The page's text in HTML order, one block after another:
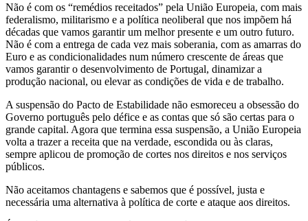
Não é com os “remédios receitados” pela União Europeia, com mais
federalismo, militarismo e a política neoliberal que nos impõem há
décadas que vamos garantir um melhor presente e um outro futuro.
Não é com a entrega de cada vez mais soberania, com as amarras do
Euro e as condicionalidades num número crescente de áreas que
vamos garantir o desenvolvimento de Portugal, dinamizar a
produção nacional, ou elevar as condições de vida e de trabalho.
A suspensão do Pacto de Estabilidade não esmoreceu a obsessão do
Governo português pelo défice e as contas que só são certas para o
grande capital. Agora que termina essa suspensão, a União Europeia
volta a trazer a receita que na verdade, escondida ou às claras,
sempre aplicou de promoção de cortes nos direitos e nos serviços
públicos.
Não aceitamos chantagens e sabemos que é possível, justa e
necessária uma alternativa à política de corte e ataque aos direitos.